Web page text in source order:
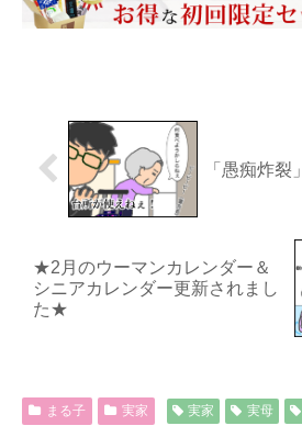
「愚痴炸裂」
★2月のウーマンカレンダー＆
シニアカレンダー更新されまし
た★
まる子 実家 実家 実母